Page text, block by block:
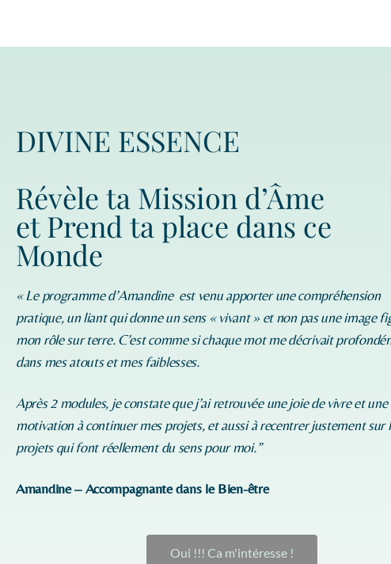
DIVINE ESSENCE
Révèle ta Mission d’Âme
et Prend ta place dans ce
Monde
« Le programme d’Amandineest venu apporter une compréhension
pratique, un liant qui donne un sens « vivant » et non pas une image
mon rôle sur terre. C’est comme si chaque mot me décrivait
dans mes atouts et mes faiblesses.
Après 2 modules, je constate que j’ai retrouvée une joie de vivre et une
motivation à continuer mes projets, et aussi à recentrer justement sur
projets qui font réellement du sens pour moi.”
Amandine – Accompagnante dans le Bien-être
Oui !!! Ca m'intéresse !